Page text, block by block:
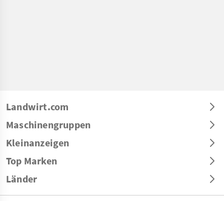
Landwirt.com
Maschinengruppen
Kleinanzeigen
Top Marken
Länder